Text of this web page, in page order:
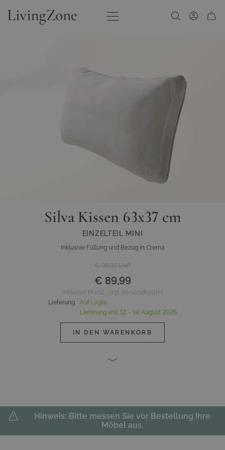
Silva Kissen 63x37 cm
EINZELTEIL MINI
Inklusive Füllung und Bezug in Crema
€ 99,99UVP
€ 89,99
Inklusive MwSt., zzgl. Versandkosten
Lieferung: Auf Lager,
Lieferung vrsl. 12. - 14. August 2026
IN DEN WARENKORB
Hinweis: Bitte messen Sie vor Bestellung Ihre
Möbel aus.